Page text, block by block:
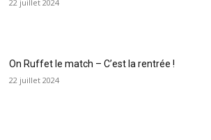
22 juillet 2024
On Ruffet le match – C’est la rentrée !
22 juillet 2024